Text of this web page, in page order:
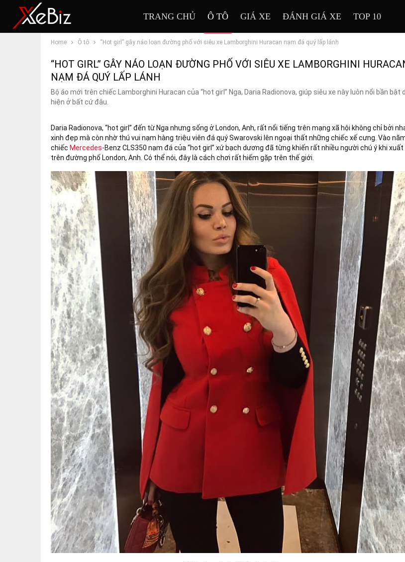
TRANG CHỦ Ô TÔ GIÁ XE ĐÁNH GIÁ XE TOP 10
Home Ô tô “Hot girl” gây náo loạn đường phố với siêu xe Lamborghini Huracan nạm đá quý lấp lánh
“HOT GIRL” GÂY NÁO LOẠN ĐƯỜNG PHỐ VỚI SIÊU XE LAMBORGHINI
NẠM ĐÁ QUÝ LẤP LÁNH
Bộ áo mới trên chiếc Lamborghini Huracan của “hot girl” Nga, Daria Radionova, giúp siêu xe này luôn nổi bần bật
hiện ở bất cứ đâu.
Daria Radionova, “hot girl” đến từ Nga nhưng sống ở London, Anh, rất nổi tiếng trên mạng xã hội không chỉ bởi
xinh đẹp mà còn nhờ thú vui nạm hàng triệu viên đá quý Swarovski lên ngoại thất những chiếc xế cưng. Vào
chiếc Mercedes-Benz CLS350 nạm đá của “hot girl” xứ bạch dương đã từng khiến rất nhiều người chú ý khi xuất
trên đường phố London, Anh. Có thể nói, đây là cách chơi rất hiếm gặp trên thế giới.